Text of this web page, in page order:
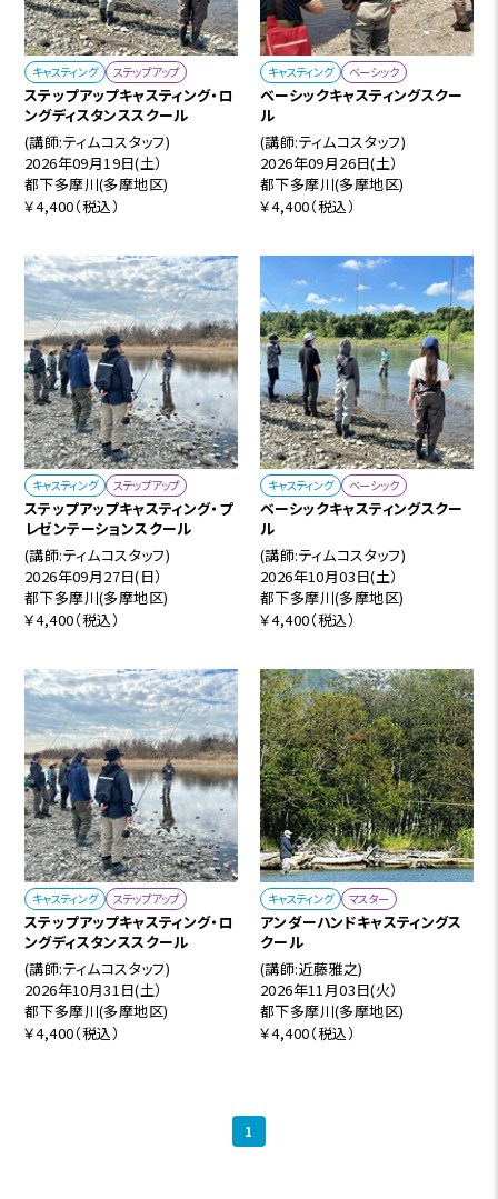
キャスティング ステップアップ
ステップアップキャスティング・ロ
ングディスタンススクール
(講師:ティムコスタッフ)
2026年09月19日(土）
都下多摩川(多摩地区)
￥4,400（税込）
キャスティング ベーシック
ベーシックキャスティングスクー
ル
(講師:ティムコスタッフ)
2026年09月26日(土）
都下多摩川(多摩地区)
￥4,400（税込）
キャスティング ステップアップ
ステップアップキャスティング・プ
レゼンテーションスクール
(講師:ティムコスタッフ)
2026年09月27日(日）
都下多摩川(多摩地区)
￥4,400（税込）
キャスティング ベーシック
ベーシックキャスティングスクー
ル
(講師:ティムコスタッフ)
2026年10月03日(土）
都下多摩川(多摩地区)
￥4,400（税込）
キャスティング ステップアップ
ステップアップキャスティング・ロ
ングディスタンススクール
(講師:ティムコスタッフ)
2026年10月31日(土）
都下多摩川(多摩地区)
￥4,400（税込）
キャスティング マスター
アンダーハンドキャスティングス
クール
(講師:近藤雅之)
2026年11月03日(火）
都下多摩川(多摩地区)
￥4,400（税込）
1